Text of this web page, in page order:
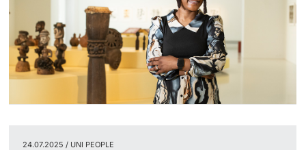
24.07.2025 / UNI PEOPLE